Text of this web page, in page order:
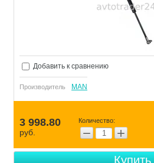
Добавить к сравнению
Производитель MAN
3 998.80
руб.
Количество:
− +
Купить